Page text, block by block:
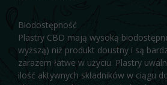
Biodostępność
Plastry CBD mają wysoką
wyższą) niż produkt doustny i są
zarazem łatwe w użyciu. Plastry
ilość aktywnych składników w ciągu